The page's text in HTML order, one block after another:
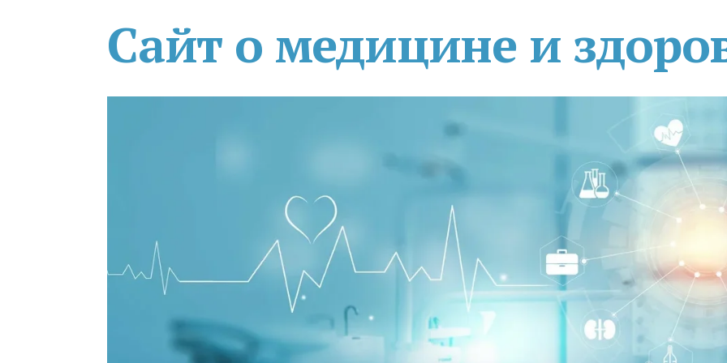
Сайт о медицине и